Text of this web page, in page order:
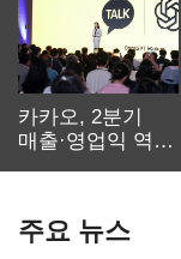
카카오, 2분기
매출·영업익 역대
주요 뉴스